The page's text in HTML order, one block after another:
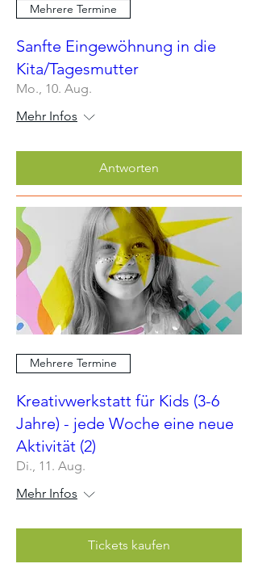
Mehrere Termine
Sanfte Eingewöhnung in die
Kita/Tagesmutter
Mo., 10. Aug.
Mehr Infos
Antworten
Mehrere Termine
Kreativwerkstatt für Kids (3-6
Jahre) - jede Woche eine neue
Aktivität (2)
Di., 11. Aug.
Mehr Infos
Tickets kaufen